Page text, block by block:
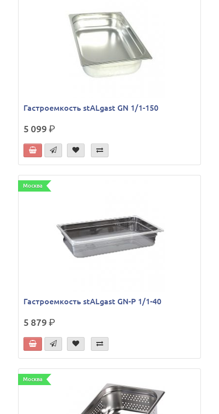
Гастроемкость stALgast GN 1/1-150
5 099р.
Москва
Гастроемкость stALgast GN-P 1/1-40
5 879р.
Москва